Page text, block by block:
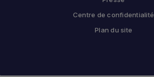
Centre de confidentialité
Plan du site